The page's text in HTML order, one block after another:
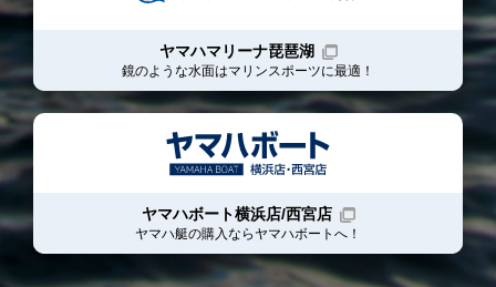
ヤマハマリーナ琵琶湖
鏡のような水面はマリンスポーツに最適！
ヤマハボート横浜店/西宮店
ヤマハ艇の購入ならヤマハボート へ！